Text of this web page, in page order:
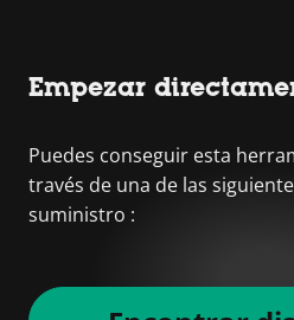
Empezar
Puedes conseguir esta
través de una de las
suministro :